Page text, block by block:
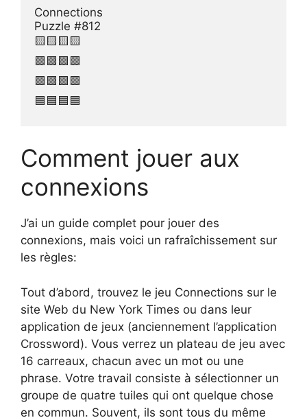
Connections
Puzzle #812
🟨🟨🟨🟨
🟩🟩🟩🟩
🟪🟪🟪🟪
🟦🟦🟦🟦
Comment jouer aux
connexions
J’ai un guide complet pour jouer des
connexions, mais voici un rafraîchissement sur
les règles:
Tout d’abord, trouvez le jeu Connections sur le
site Web du New York Times ou dans leur
application de jeux (anciennement l’application
Crossword). Vous verrez un plateau de jeu avec
16 carreaux, chacun avec un mot ou une
phrase. Votre travail consiste à sélectionner un
groupe de quatre tuiles qui ont quelque chose
en commun. Souvent, ils sont tous du même